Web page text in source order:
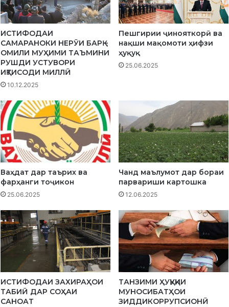
А
Н
А
Т
ИСТИФОДАИ
САМАРАНОКИ НЕРӮИ БАРҚ –
ОМИЛИ МУҲИМИ ТАЪМИНИ
РУШДИ УСТУВОРИ
ИҚТИСОДИ МИЛЛӢ
10.12.2025
Пешгирии ҷинояткорӣ ва
нақши мақомоти ҳифзи
ҳуқуқ
25.06.2025
Ваҳдат дар таърих ва
фарҳанги тоҷикон
25.06.2025
Чанд маълумот дар бораи
парвариши картошка
12.06.2025
ИСТИФОДАИ ЗАХИРАҲОИ
ТАБИӢ ДАР СОҲАИ
САНОАТ
ТАНЗИМИ ҲУҚУҚИИ
МУНОСИБАТҲОИ
ЗИДДИКОРРУПСИОНӢ